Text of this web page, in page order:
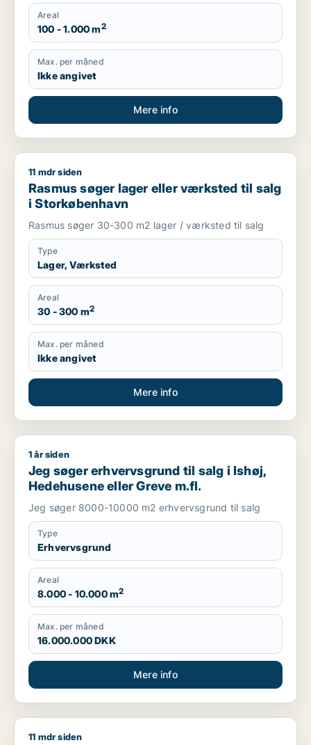
Areal
100 - 1.000 m2
Max. per måned
Ikke angivet
Mere info
Rasmus søger lager eller værksted til salg i Storkøbenhavn
11 mdr siden
Rasmus søger lager eller værksted til salg
i Storkøbenhavn
Rasmus søger 30-300 m2 lager / værksted til salg
Type
Lager, Værksted
Areal
30 - 300 m2
Max. per måned
Ikke angivet
Mere info
Jeg søger erhvervsgrund til salg i Ishøj, Hedehusene eller
1 år siden
Jeg søger erhvervsgrund til salg i Ishøj,
Hedehusene eller Greve m.fl.
Jeg søger 8000-10000 m2 erhvervsgrund til salg
Type
Erhvervsgrund
Areal
8.000 - 10.000 m2
Max. per måned
16.000.000 DKK
Mere info
Rasmus søger hotel til salg i København, Glostrup eller
11 mdr siden